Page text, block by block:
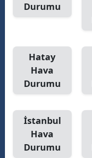
Durumu
Hatay
Hava
Durumu
İstanbul
Hava
Durumu